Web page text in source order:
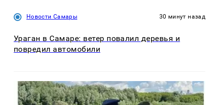
Новости Самары 30 минут назад
Ураган в Самаре: ветер повалил деревья и
повредил автомобили